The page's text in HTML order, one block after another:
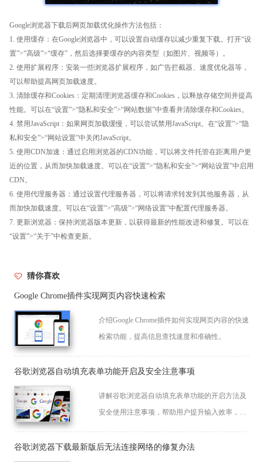
Google浏览器下载后网页加载优化操作方法包括：
1. 使用缓存：在Google浏览器中，可以设置自动缓存以减少重复下载。打开“设
置”>“高级”>“缓存”，然后选择要缓存的内容类型（如图片、视频等）。
2. 使用扩展程序：安装一些浏览器扩展程序，如广告拦截器、速度优化器等，
可以帮助提高网页加载速度。
3. 清除缓存和Cookies：定期清理浏览器缓存和Cookies，以释放存储空间并提高
性能。可以在“设置”>“隐私和安全”>“网站数据”中查看并清除缓存和Cookies。
4. 禁用JavaScript：如果网页加载缓慢，可以尝试禁用JavaScript。在“设置”>“隐
私和安全”>“网站设置”中关闭JavaScript。
5. 使用CDN加速：通过启用浏览器的CDN功能，可以将文件托管在距离用户更
近的位置，从而加快加载速度。可以在“设置”>“隐私和安全”>“网站设置”中启用
CDN。
6. 使用代理服务器：通过设置代理服务器，可以将请求转发到其他服务器，从
而加快加载速度。可以在“设置”>“高级”>“网络设置”中配置代理服务器。
7. 更新浏览器：保持浏览器版本更新，以获得最新的性能改进和修复。可以在
“设置”>“关于”中检查更新。
猜你喜欢
Google Chrome插件实现网页内容快速检索
介绍Google Chrome插件如何实现网页内容的快速
检索功能，提高信息查找速度和准确性。
谷歌浏览器自动填充表单功能开启及安全注意事项
讲解谷歌浏览器自动填充表单功能的开启方法及
安全使用注意事项，帮助用户提升输入效率，保
谷歌浏览器下载最新版后无法连接网络的修复办法